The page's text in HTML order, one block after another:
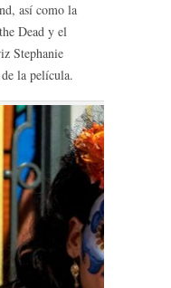
así como la
Dead y el
Stephanie
la película.